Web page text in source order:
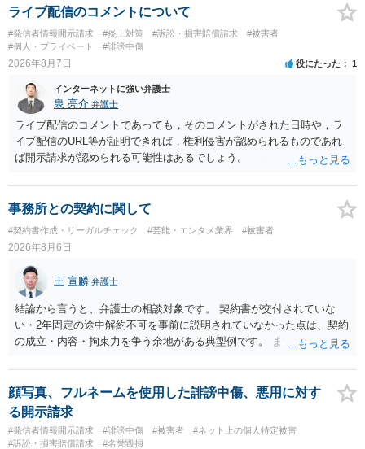
ライブ配信のコメントについて
#発信者情報開示請求 #炎上対策 #訴訟・損害賠償請求
#被害者
#個人・プライベート
#誹謗中傷
2026年8月7日 役にたった 1
インターネットに強い弁護士
泉 亮介 弁護士
ライブ配信のコメントであっても，そのコメントがされた日時や，ラ
イブ配信のURL等が証明できれば，権利侵害が認められるものであれ
ば開示請求が認められる可能性はあるでしょう。
事務所との契約に関して
#契約書作成・リーガルチェック #芸能・エンタメ業界 #被害者
2026年8月6日
王 宣麟 弁護士
結論から言うと、弁護士の相談対象です。 契約書が交付されていな
い・2年固定の途中解約不可を事前に説明されていなかった点は、契約
の成立・内容・拘束力を争う余地がある典型例です。 まずは、運営と
みてはいかがでしょうか。 また同時並行で（もしまだされていないの
であれば）書面で退所意思の明確化はしておくべきだと考えます。
顔写真、フルネームを使用した誹謗中傷、悪用に対す
る開示請求
#発信者情報開示請求 #誹謗中傷 #被害者
#ネット上の個人特定被害
#訴訟・損害賠償請求
#名誉毀損